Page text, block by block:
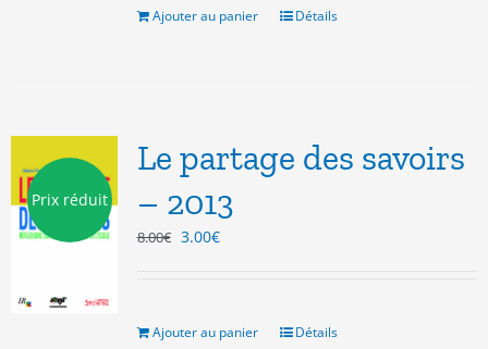
13.00€.5.00€.
Ajouter au panier Détails
Prix réduit
Le partage des savoirs
– 2013
8.00€ Le
8.00€.
3.00€Le
3.00€.
Ajouter au panier Détails